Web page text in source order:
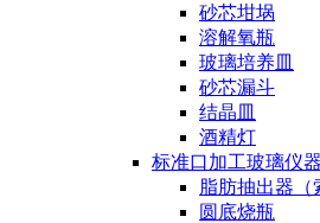
砂芯坩埚
溶解氧瓶
玻璃培养皿
砂芯漏斗
结晶皿
酒精灯
标准口加工玻璃仪器
脂肪抽出器（
圆底烧瓶